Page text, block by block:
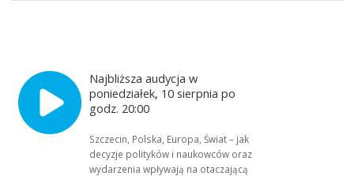
Najbliższa audycja w
poniedziałek, 10 sierpnia po
godz. 20:00
Szczecin, Polska, Europa, Świat – jak
decyzje polityków i naukowców oraz
wydarzenia wpływają na otaczającą